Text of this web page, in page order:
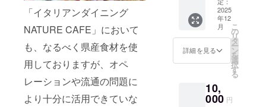
「イタリアンダイニング
NATURE CAFE」において
も、なるべく県産食材を使
用しておりますが、オペ
レーションや流通の問題に
より十分に活用できていな
ます。
・有効
期間：
2025年
12月6
日〜
2月28日
『青い
森のク
用いた
だけま
す。1枚
ずつの
利用が
の交換
はでき
（1000
円×4
枚） ・
イタリ
アンダ
イニン
NATUR
E
2025
年12
月
詳細を見る
こ
の
リ
タ
ー
ン
を
選
択
す
る
10,
000 円